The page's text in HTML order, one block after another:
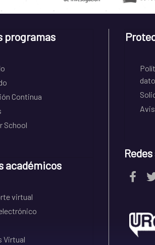
programas
Continua
School
académicos
virtual
Virtual